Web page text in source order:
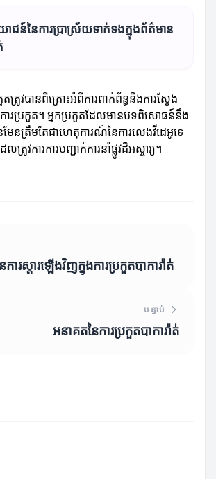
ោជន៍នៃការប្រាស្រ័យទាក់ទងក្នុងព័ត៌មាន
ត្រូវបានពិគ្រោះអំពីការពាក់ព័ន្ធនឹងការស្វែង
រប្រកួត។ អ្នកប្រកួតដែលមានបទពិសោធន៍នឹង
ែនត្រឹមតែជាហេតុការណ៍នៃការលេងវីដេអូទេ
ត្រូវការការបញ្ជាក់ការនាំផ្លូវដ៏អស្ចារ្យ។
ារស្តារឡើងវិញក្នុងការប្រកួតបាការ៉ាត់
បន្ទាប់
អនាគតនៃការប្រកួតបាការ៉ាត់